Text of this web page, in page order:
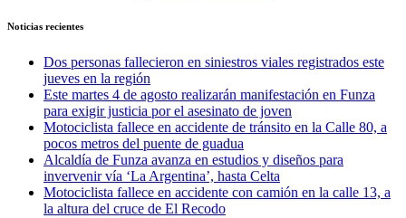
Noticias recientes
Dos personas fallecieron en siniestros viales registrados este
jueves en la región
Este martes 4 de agosto realizarán manifestación en Funza
para exigir justicia por el asesinato de joven
Motociclista fallece en accidente de tránsito en la Calle 80, a
pocos metros del puente de guadua
Alcaldía de Funza avanza en estudios y diseños para
invervenir vía ‘La Argentina’, hasta Celta
Motociclista fallece en accidente con camión en la calle 13, a
la altura del cruce de El Recodo